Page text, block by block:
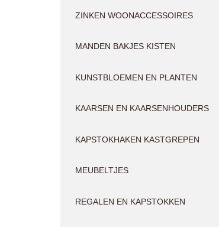
ZINKEN WOONACCESSOIRES
MANDEN BAKJES KISTEN
KUNSTBLOEMEN EN PLANTEN
KAARSEN EN KAARSENHOUDERS
KAPSTOKHAKEN KASTGREPEN
MEUBELTJES
REGALEN EN KAPSTOKKEN